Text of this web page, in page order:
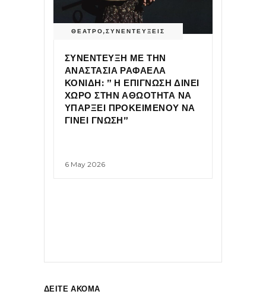
ΘΕΑΤΡΟ,ΣΥΝΕΝΤΕΥΞΕΙΣ
ΣΥΝΕΝΤΕΥΞΗ ΜΕ ΤΗΝ
ΑΝΑΣΤΑΣΙΑ ΡΑΦΑΕΛΑ
ΚΟΝΙΔΗ: ” Η ΕΠΙΓΝΩΣΗ ΔΙΝΕΙ
ΧΩΡΟ ΣΤΗΝ ΑΘΩΟΤΗΤΑ ΝΑ
ΥΠΑΡΞΕΙ ΠΡΟΚΕΙΜΕΝΟΥ ΝΑ
ΓΙΝΕΙ ΓΝΩΣΗ”
6 May 2026
ΔΕΙΤΕ ΑΚΟΜΑ